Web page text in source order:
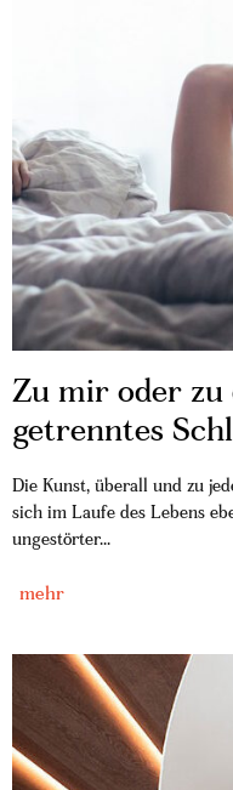
Zu mir oder
getrenntes
Die Kunst, überall und zu
sich im Laufe des Lebens
ungestörter...
mehr